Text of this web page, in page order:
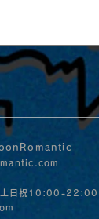
日祝10:00-22:00